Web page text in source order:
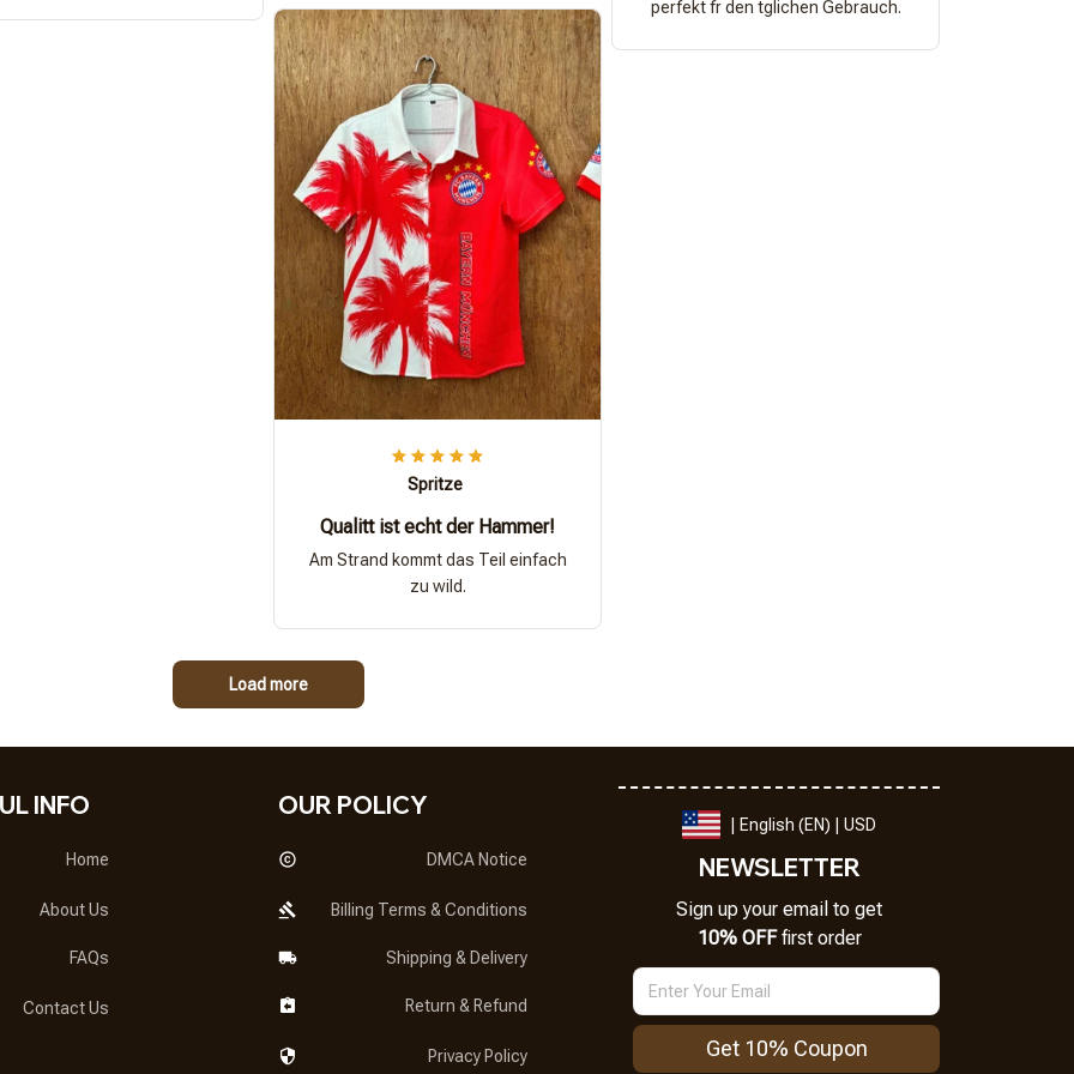
perfekt fr den tglichen Gebrauch.
Spritze
Qualitt ist echt der Hammer!
Am Strand kommt das Teil einfach
zu wild.
Load more
INFO
Home
About Us
FAQs
Contact Us
OUR POLICY
DMCA Notice
Billing Terms & Conditions
Shipping & Delivery
Return & Refund
Privacy Policy
| English (EN) | USD
NEWSLETTER
Sign up your email to get
10% OFF first order
Get 10% Coupon